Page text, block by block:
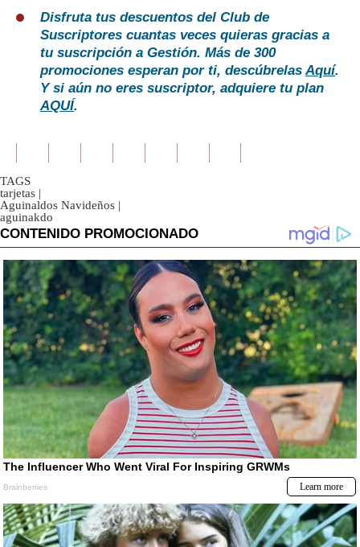
Disfruta tus descuentos del Club de
Suscriptores cuantas veces quieras gracias a
tu suscripción a Gestión. Más de 300
promociones esperan por ti, descúbrelasAquí.
Y si aún no eres suscriptor, adquiere tu plan
AQUÍ.
TAGS
tarjetas |
Aguinaldos Navideños |
aguinakdo